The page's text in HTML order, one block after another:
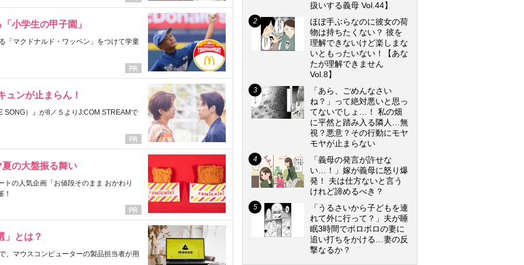
小学生の甲子園」
「マクドナルド・ワッペン」をつけて学童
ュンが止まらん！
SONG）』が8／５よりJ:COM STREAMで
の大盤振る舞い
の人気企画「お値段そのまま おかわり
！
」とは？
、マウスコンピューターの製品担当者が用
扱いする義母 Vol.44】
ほぼ手ぶらなのに彼女の荷
物は持ちたくない？ 彼を
理解できないけど楽しまな
いともったいない！【あな
たが理解できません
Vol.8】
「あら、ごめんなさい
ね？」って絶対悪いと思っ
てないでしょ…！ 私の畑
に平然と踏み入る隣人…無
視？悪意？その行動にモヤ
モヤが止まらない
「義母の発言が許せな
い…！」嫁が義母に怒り爆
発！ 夫は仕方ないと言う
けれど諦めるべき？
「うるさいから子どもを連
れて外に行って？」夫が睡
眠3時間でボロボロの妻に
追い打ちをかける…妻の反
撃なるか？